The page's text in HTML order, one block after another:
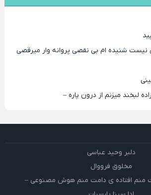
نیست شنیده ام بی نقصی پروانه وار میرقصی
لبخند میزنم از درون پاره –
دلبر وحید عباسی
مخلوق فرووال
منم افتاده ی دامت منم هوش مصنوعی –